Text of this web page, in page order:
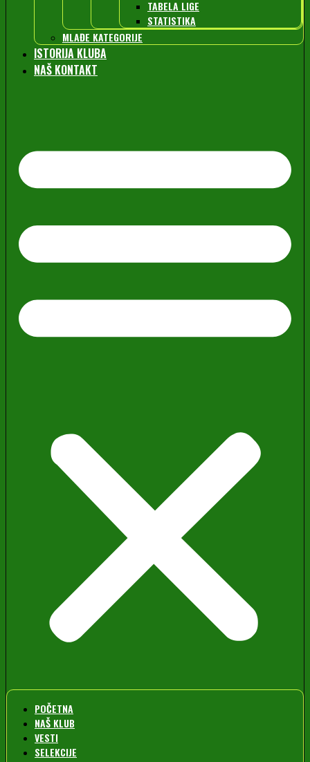
TABELA LIGE
STATISTIKA
MLAĐE KATEGORIJE
ISTORIJA KLUBA
NAŠ KONTAKT
POČETNA
NAŠ KLUB
VESTI
SELEKCIJE